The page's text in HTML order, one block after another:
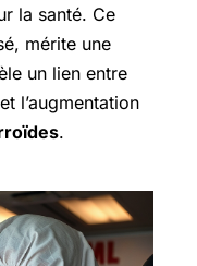
la santé. Ce
mérite une
un lien entre
l’augmentation
.